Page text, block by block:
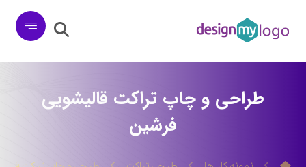
طراحی و چاپ تراکت قالیشویی
فرشین